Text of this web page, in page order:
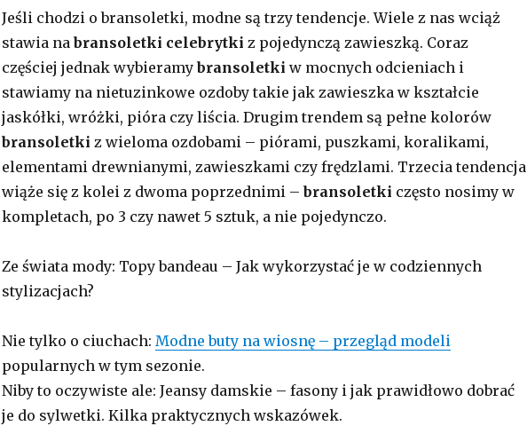
Jeśli chodzi o bransoletki, modne są trzy tendencje. Wiele z nas wciąż
stawia nabransoletki celebrytki z pojedynczą zawieszką. Coraz
częściej jednak wybieramybransoletki w mocnych odcieniach i
stawiamy na nietuzinkowe ozdoby takie jak zawieszka w kształcie
jaskółki, wróżki, pióra czy liścia. Drugim trendem są pełne kolorów
bransoletki z wieloma ozdobami – piórami, puszkami, koralikami,
elementami drewnianymi, zawieszkami czy frędzlami. Trzecia tendencja
wiąże się z kolei z dwoma poprzednimi –bransoletki często nosimy w
kompletach, po 3 czy nawet 5 sztuk, a nie pojedynczo.
Ze świata mody: Topy bandeau – Jak wykorzystać je w codziennych
stylizacjach?
Nie tylko o ciuchach: Modne buty na wiosnę – przegląd modeli
popularnych w tym sezonie.
Niby to oczywiste ale: Jeansy damskie – fasony i jak prawidłowo dobrać
je do sylwetki. Kilka praktycznych wskazówek.